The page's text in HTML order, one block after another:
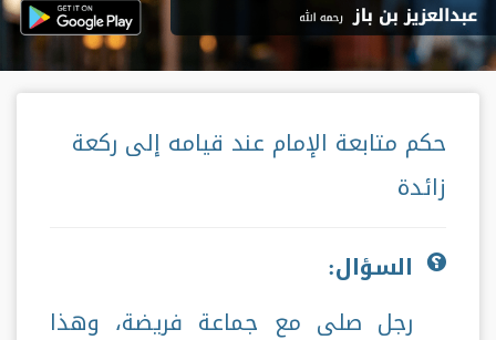
حكم متابعة الإمام عند قيامه إلى ركعة
زائدة
السؤال:
رجل صلى مع جماعة فريضة، وهذا